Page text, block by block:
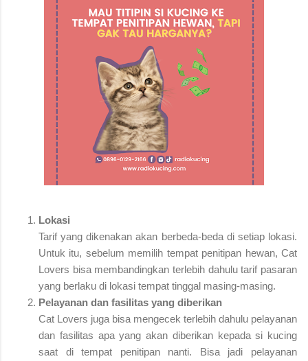
Lokasi
Tarif yang dikenakan akan berbeda-beda di setiap lokasi.
Untuk itu, sebelum memilih tempat penitipan hewan, Cat
Lovers bisa membandingkan terlebih dahulu tarif pasaran
yang berlaku di lokasi tempat tinggal masing-masing.
Pelayanan dan fasilitas yang diberikan
Cat Lovers juga bisa mengecek terlebih dahulu pelayanan
dan fasilitas apa yang akan diberikan kepada si kucing
saat di tempat penitipan nanti. Bisa jadi pelayanan